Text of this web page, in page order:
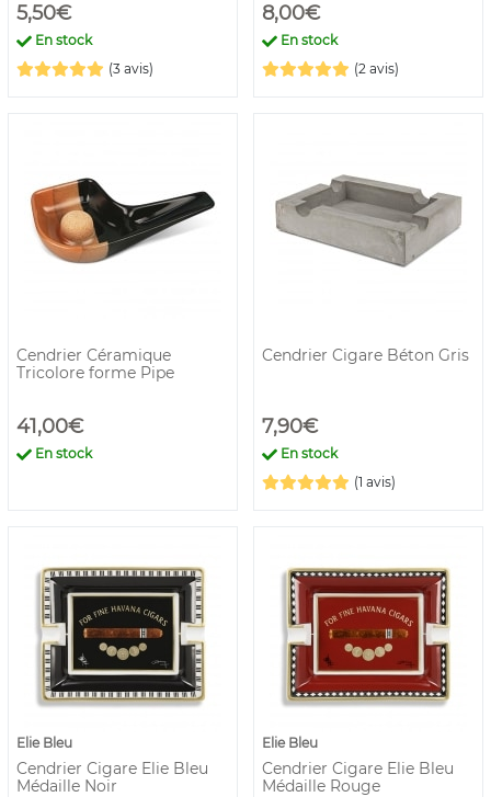
5,50€
En stock
(3 avis)
8,00€
En stock
(2 avis)
Cendrier Céramique
Tricolore forme Pipe
41,00€
En stock
Cendrier Cigare Béton Gris
7,90€
En stock
(1 avis)
Elie Bleu
Cendrier Cigare Elie Bleu
Médaille Noir
Elie Bleu
Cendrier Cigare Elie Bleu
Médaille Rouge